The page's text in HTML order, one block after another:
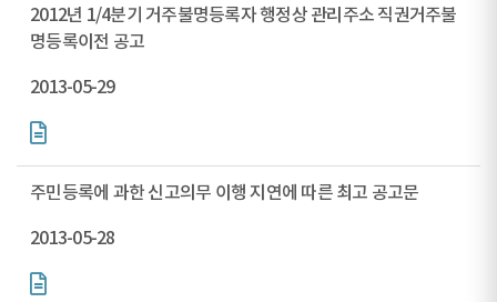
2012년 1/4분기 거주불명등록자 행정상 관리주소 직권거주불
명등록이전 공고
2013-05-29
주민등록에 과한 신고의무 이행 지연에 따른 최고 공고문
2013-05-28